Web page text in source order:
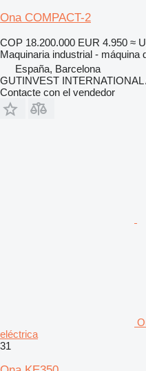
Ona COMPACT-2
COP 18.200.000 EUR 4.950 ≈
Maquinaria industrial - máquina
España, Barcelona
GUTINVEST INTERNATIONAL
Contacte con el vendedor
eléctrica
31